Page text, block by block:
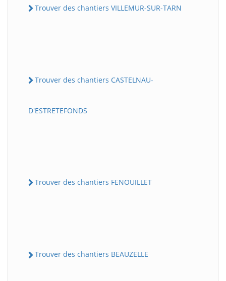
Trouver des chantiers VILLEMUR-SUR-TARN
Trouver des chantiers CASTELNAU-
D'ESTRETEFONDS
Trouver des chantiers FENOUILLET
Trouver des chantiers BEAUZELLE